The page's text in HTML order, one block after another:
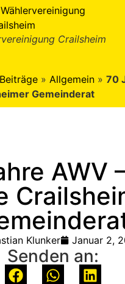
Crailsheim
» Allgemein » 70
Gemeinderat
AWV
Klunker Januar 2,
Senden an: